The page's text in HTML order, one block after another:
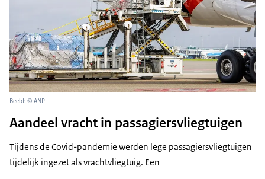
Beeld: © ANP
Aandeel vracht in passagiersvliegtuigen
Tijdens de Covid-pandemie werden lege passagiersvliegtuigen
tijdelijk ingezet als vrachtvliegtuig. Een